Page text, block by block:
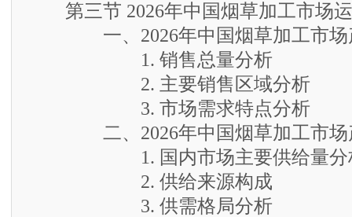
第三节 2026年中国烟草加工市场
一、2026年中国烟草加工市场
1. 销售总量分析
2. 主要销售区域分析
3. 市场需求特点分析
二、2026年中国烟草加工市场
1. 国内市场主要供给量分
2. 供给来源构成
3. 供需格局分析